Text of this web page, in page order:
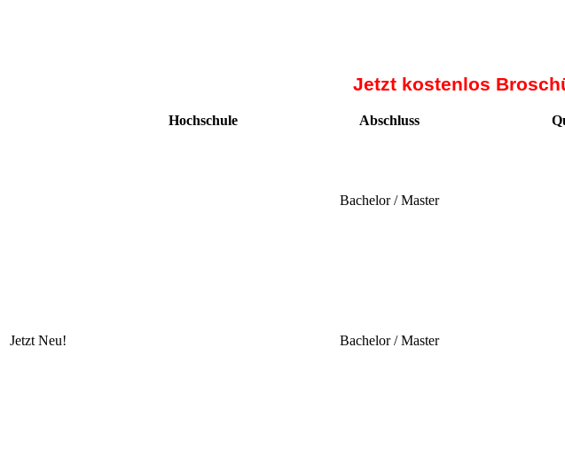
Jetzt kostenlos
Hochschule Abschluss
Bachelor / Master
Jetzt Neu! Bachelor / Master